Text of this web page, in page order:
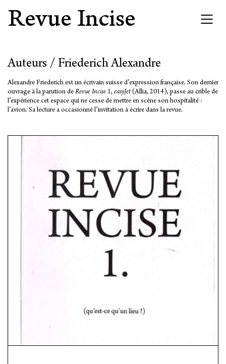
Revue Incise
Auteurs / Friederich Alexandre
Alexandre Friederich est un écrivain suisse d’expression française. Son dernier
ouvrage à la parution de Revue Incise 1, easyJet(Allia, 2014), passe au crible de
l’expérience cet espace qui ne cesse de mettre en scène son hospitalité :
l’avion. Sa lecture a occasionné l’invitation à écrire dans la revue.